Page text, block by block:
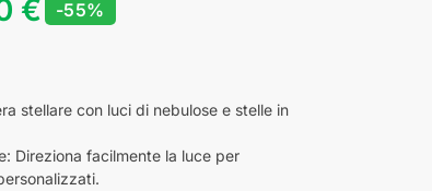
€ -55%
stellare con luci di nebulose e stelle in
Direziona facilmente la luce per